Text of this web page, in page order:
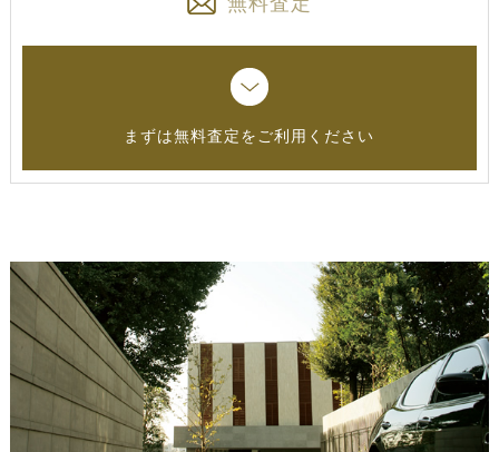
まずは無料査定をご利用ください